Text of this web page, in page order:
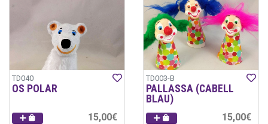
TD040
OS POLAR
15,00€
TD003-B
PALLASSA (CABELL
BLAU)
15,00€